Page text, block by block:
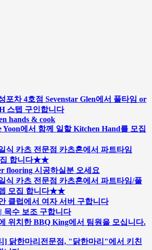
포차 4호점 Sevenstar Glen에서 풀타임 or
스텝 구인합니다
hands & cook
Yoon에서 함께 일할 Kitchen Hand를 모집
카츠 전문점 카츠혼에서 파트타임
집 합니다★★
flooring 시공하실분 오세요
카츠 전문점 카츠혼에서 파트타임/풀
모집 합니다★★
클럽에서 여자 서버 구합니다
목수 보조 구합니다
위치한 BBQ King에서 팀원을 모십니다.
] 닭한마리전문점, "닭한마리"에서 키친